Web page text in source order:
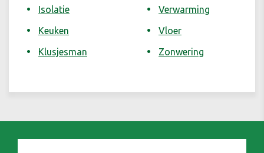
Isolatie
Keuken
Klusjesman
Verwarming
Vloer
Zonwering